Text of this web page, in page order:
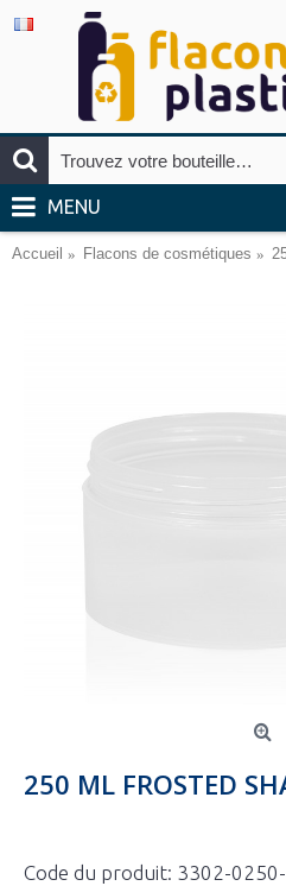
MENU
Accueil Flacons de cosmétiques
250 ML FROSTED
Code du produit: 3302-